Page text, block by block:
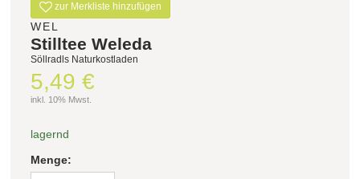
zur Merkliste hinzufügen
WEL
Stilltee Weleda
Söllradls Naturkostladen
5,49 €
inkl. 10% Mwst.
lagernd
Menge: